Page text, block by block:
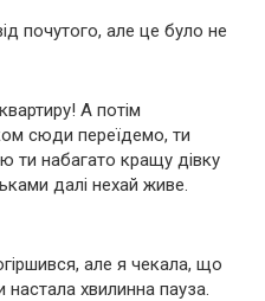
почутого, але це було не
А потім
сюди переїдемо, ти
ти набагато кращу дівку
далі нехай живе.
але я чекала, що
настала хвилинна пауза.